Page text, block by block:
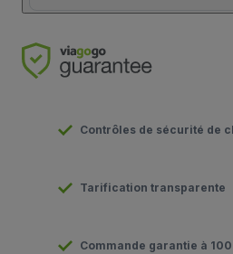
Contrôles de sécurité de
Tarification transparente
Commande garantie à 100